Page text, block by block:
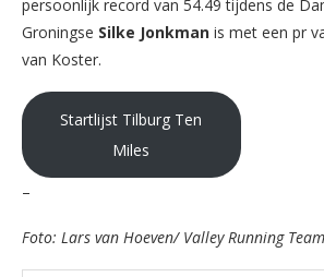
persoonlijk record van 54.49 tijdens de
Groningse Silke Jonkman is met een pr
van Koster.
Startlijst Tilburg Ten
Miles
–
Foto: Lars van Hoeven/ Valley Running Team